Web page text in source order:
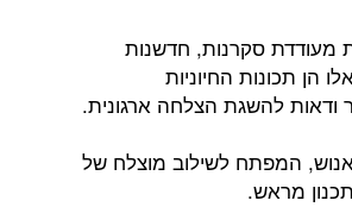
מעודדת סקרנות, חדשנות
הן תכונות החיוניות
ודאות להשגת הצלחה ארגונית.
המפתח לשילוב מוצלח של
מראש.